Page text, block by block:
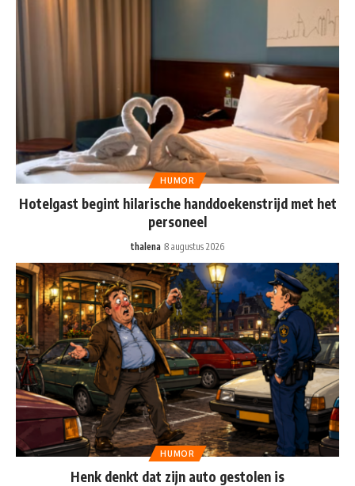
HUMOR
Hotelgast begint hilarische handdoekenstrijd met het
personeel
thalena 8 augustus 2026
HUMOR
Henk denkt dat zijn auto gestolen is